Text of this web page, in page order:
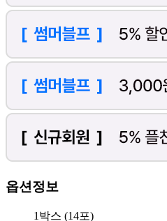
옵션정보
1박스 (14포)